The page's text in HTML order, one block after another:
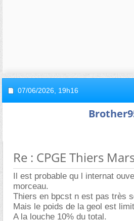
07/06/2026, 19h16
Re : CPGE Thiers
Il est probable qu l internat
morceau.
Thiers en bpcst n est pas très
Mais le poids de la geol est
A la louche 10% du total.